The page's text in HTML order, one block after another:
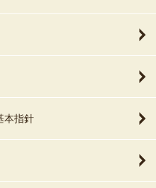
本指針